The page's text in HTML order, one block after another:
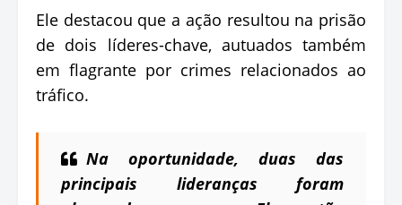
Ele destacou que a ação resultou na prisão
de dois líderes-chave, autuados também
em flagrante por crimes relacionados ao
tráfico.
Na oportunidade, duas das
principais lideranças foram